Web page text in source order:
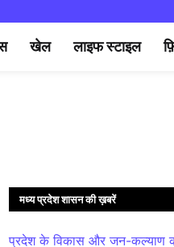
खेल लाइफ स्टाइल
मध्य प्रदेश शासन की ख़बरें
प्रदेश के विकास और जन-कल्याण